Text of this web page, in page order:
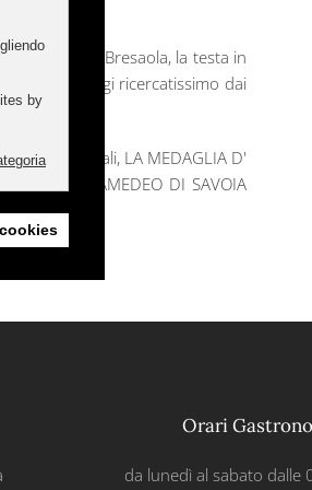
by
anche la Bresaola, la testa in
ed oggi ricercatissimo dai
tra i quali, LA MEDAGLIA D'
PRINCIPE AMEDEO DI SAVOIA
Orari
da lunedì al sabato dalle